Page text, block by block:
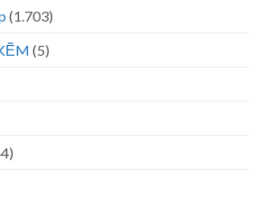
(1.703)
(5)